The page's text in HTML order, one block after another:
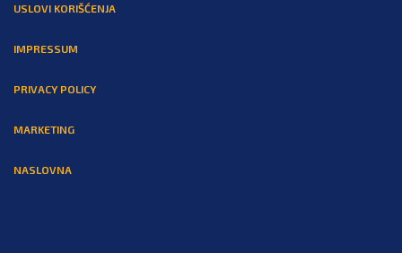
USLOVI KORIŠĆENJA
IMPRESSUM
PRIVACY POLICY
MARKETING
NASLOVNA